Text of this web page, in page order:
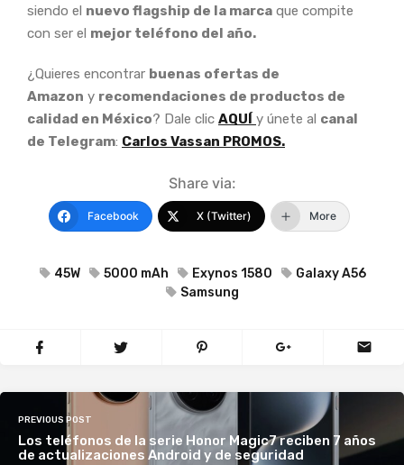
siendo el nuevo flagship de la marca que compite
con ser el mejor teléfono del año.
¿Quieres encontrar buenas ofertas de
Amazon y recomendaciones de productos de
calidad en México? Dale clic AQUÍ y únete al canal
de Telegram: Carlos Vassan PROMOS.
Share via:
Facebook X (Twitter) More
45W 5000 mAh Exynos 1580
Galaxy A56
Samsung
PREVIOUS POST
Los teléfonos de la serie Honor Magic7 reciben 7 años
de actualizaciones Android y de seguridad